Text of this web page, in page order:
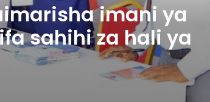
imani ya
sahihi za hali ya